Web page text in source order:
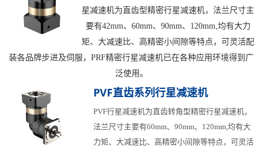
星减速机为直齿型精密行星减速机，法兰尺寸主
要有42mm、60mm、90mm、120mm,均有大力
矩、大减速比、高精密小间隙等特点，可灵活配
装各品牌步进及伺服，PRF精密行星减速机已在各种应用环境得到广
泛使用。
PVF直齿系列行星减速机
PVF行星减速机为直齿转角型精密行星减速机，
法兰尺寸主要有60mm、90mm、120mm,均有大
力矩、大减速比、高精密小间隙等特点，可灵活